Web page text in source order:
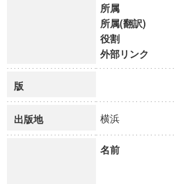
所属
所属(翻訳)
役割
外部リンク
版
出版地 横浜
名前